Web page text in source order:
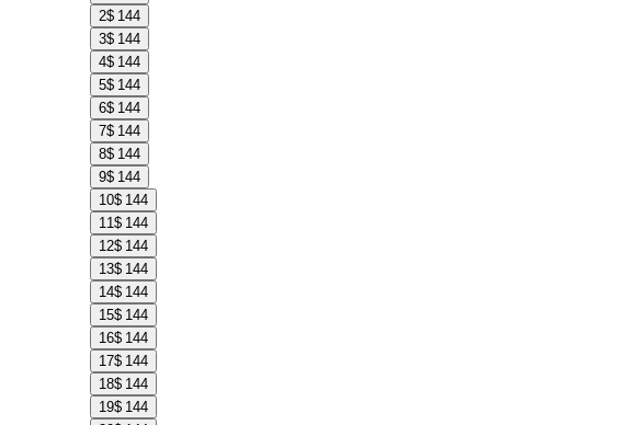
2$ 144
3$ 144
4$ 144
5$ 144
6$ 144
7$ 144
8$ 144
9$ 144
10$ 144
11$ 144
12$ 144
13$ 144
14$ 144
15$ 144
16$ 144
17$ 144
18$ 144
19$ 144